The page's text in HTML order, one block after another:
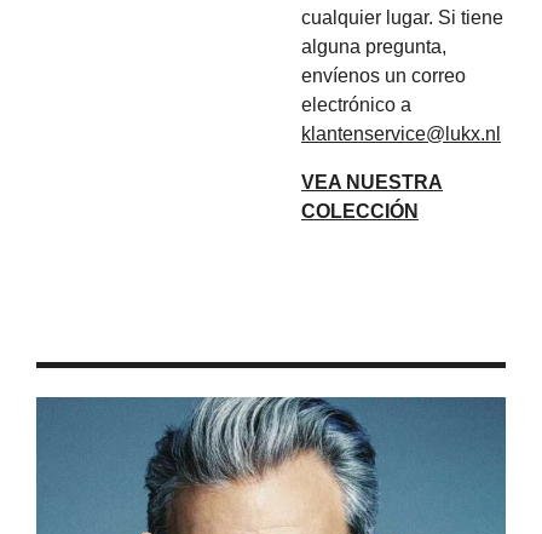
cualquier lugar. Si tiene
alguna pregunta,
envíenos un correo
electrónico a
klantenservice@lukx.nl
VEA NUESTRA
COLECCIÓN